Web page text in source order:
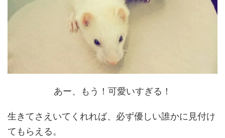
あー、もう！可愛いすぎる！
生きてさえいてくれれば、必ず優しい誰かに見付け
てもらえる。